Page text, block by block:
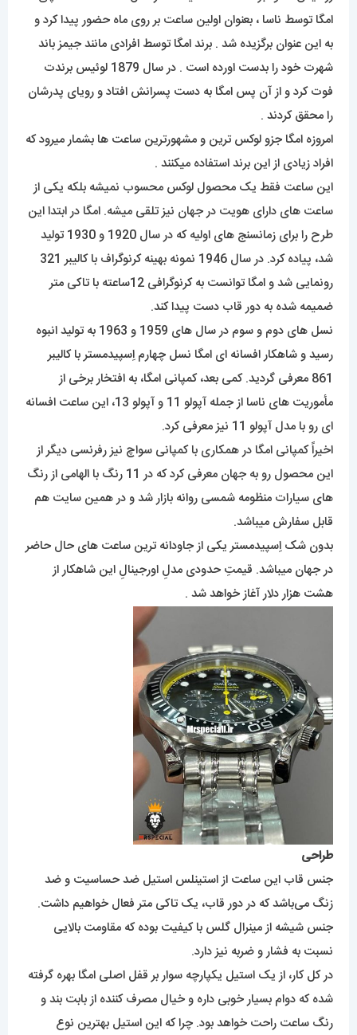
امگا توسط ناسا ، بعنوان اولین ساعت بر روی ماه حضور پیدا کرد و
به این عنوان برگزیده شد . برند امگا توسط افرادی مانند جیمز باند
شهرت خود را بدست اورده است . در سال 1879 لوئیس برندت
فوت کرد و از آن پس امگا به دست پسرانش افتاد و رویای پدرشان
را محقق کردند .
امروزه امگا جزو لوکس ترین و مشهورترین ساعت ها بشمار میرود که
افراد زیادی از این برند استفاده میکنند .
این ساعت فقط یک محصول لوکس محسوب نمیشه بلکه یکی از
ساعت های دارای هویت در جهان نیز تلقی میشه. امگا در ابتدا این
طرح را برای زمانسنج های اولیه که در سال 1920 و 1930 تولید
شد، پیاده کرد. در سال 1946 نمونه بهینه کرنوگراف با کالیبر 321
رونمایی شد و امگا توانست به کرنوگرافی 12ساعته با تاکی متر
ضمیمه شده به دور قاب دست پیدا کند.
نسل های دوم و سوم در سال های 1959 و 1963 به تولید انبوه
رسید و شاهکار افسانه ای امگا نسل چهارم اِسپیدمستر با کالیبر
861 معرفی گردید. کمی بعد، کمپانی امگا، به افتخار برخی از
مأموریت های ناسا از جمله آپولو 11 و آپولو 13، این ساعت افسانه
ای رو با مدل آپولو 11 نیز معرفی کرد.
اخیراً کمپانی امگا در همکاری با کمپانی سواچ نیز رفرنسی دیگر از
این محصول رو به جهان معرفی کرد که در 11 رنگ با الهامی از رنگ
های سیارات منظومه شمسی روانه بازار شد و در همین سایت هم
قابل سفارش میباشد.
بدون شک اِسپیدمستر یکی از جاودانه ترین ساعت های حال حاضر
در جهان میباشد. قیمتِ حدودی مدلِ اورجینالِ این شاهکار از
هشت هزار دلار آغاز خواهد شد .
طراحی
جنس قاب این ساعت از استینلس استیل ضد حساسیت و ضد
زنگ می‌باشد که در دور قاب، یک تاکی متر فعال خواهیم داشت.
جنس شیشه از مینرال گلس با کیفیت بوده که مقاومت بالایی
نسبت به فشار و ضربه نیز دارد.
در کل کار، از یک استیل یکپارچه سوار بر قفل اصلی امگا بهره گرفته
شده که دوام بسیار خوبی داره و خیال مصرف کننده از بابت بند و
رنگ ساعت راحت خواهد بود. چرا که این استیل بهترین نوع